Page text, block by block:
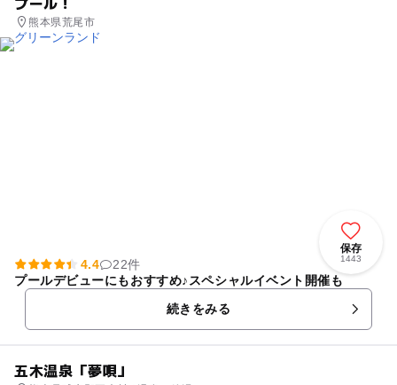
熊本県荒尾市
保存
1443
4.4
22件
プールデビューにもおすすめ♪スペシャルイベント開催も
続きをみる
五木温泉「夢唄」